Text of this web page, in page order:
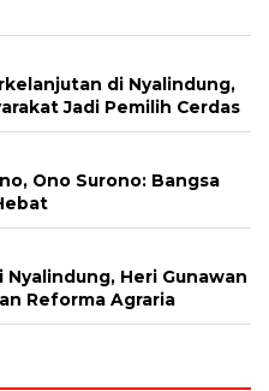
di Nyalindung,
Jadi Pemilih Cerdas
Ono Surono: Bangsa
Nyalindung, Heri Gunawan
Reforma Agraria